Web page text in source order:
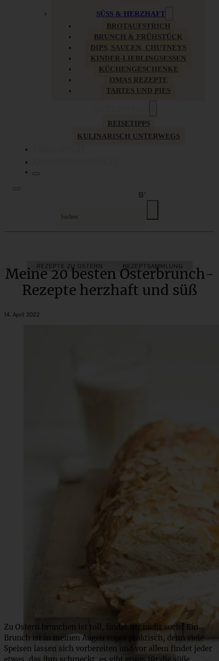
SÜSS & HERZHAFT
BROTAUFSTRICH
BRUNCH & FRÜHSTÜCK
DIPS, SAUCEN, CHUTNEYS
KINDER-LIEBLINGSESSEN
KÜCHENGESCHENKE
OMAS REZEPTE
TARTES UND PIES
REISETIPPS
KULINARISCH UNTERWEGS
BRUNCH & FRÜHSTÜCK FRÜHLING
REZEPTE ZU OSTERN REZEPTSAMMLUNG
Meine 20 besten Osterbrunch-
Rezepte herzhaft und süß
14. April 2022
Zu Ostern brunchen ist toll, findet Ihr nicht auch? Ein
Brunch ist in meinen Augen super praktisch, denn viele
Speisen lassen sich vorbereiten und vor allem findet jeder